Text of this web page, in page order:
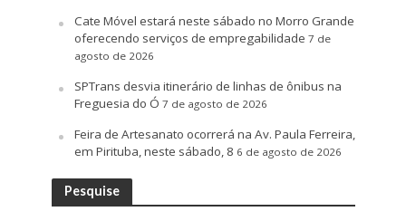
Cate Móvel estará neste sábado no Morro Grande
oferecendo serviços de empregabilidade 7 de
agosto de 2026
SPTrans desvia itinerário de linhas de ônibus na
Freguesia do Ó 7 de agosto de 2026
Feira de Artesanato ocorrerá na Av. Paula Ferreira,
em Pirituba, neste sábado, 8 6 de agosto de 2026
Pesquise